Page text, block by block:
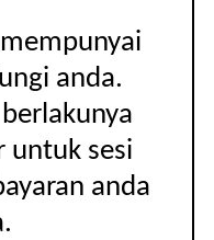
anda.
untuk sesi
anda